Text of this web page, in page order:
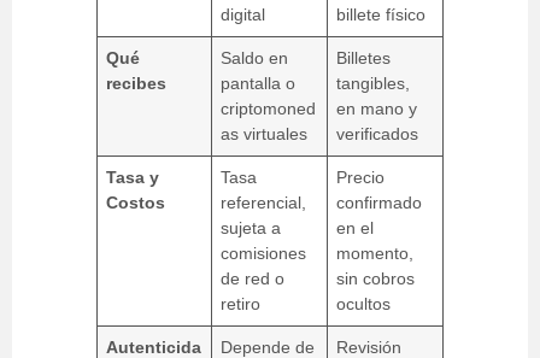
digital
billete físico
Qué
recibes
Saldo en
pantalla o
criptomoned
as virtuales
Billetes
tangibles,
en mano y
verificados
Tasa y
Costos
Tasa
referencial,
sujeta a
comisiones
de red o
retiro
Precio
confirmado
en el
momento,
sin cobros
ocultos
Autenticida
Depende de
Revisión